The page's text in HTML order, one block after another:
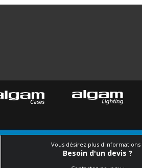
Vous désirez plus d'informations
Besoin d'un devis ?